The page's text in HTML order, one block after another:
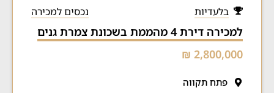
בלעדיות נכסים למכירה
למכירה דירת 4 מהממת בשכונת צמרת גנים
2,800,000 ₪
פתח תקווה